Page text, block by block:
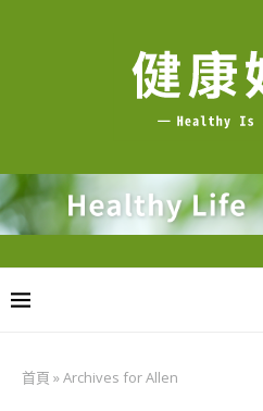
首頁 »Archives for Allen